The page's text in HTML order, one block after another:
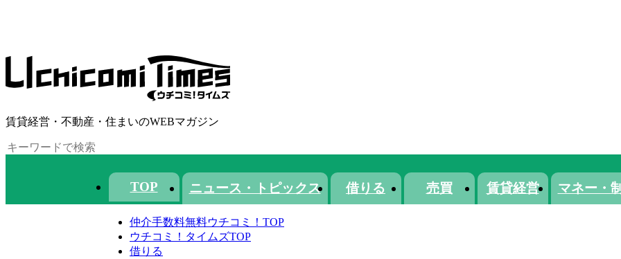
賃貸経営・不動産・住まいのWEBマガジン
TOP ニュース・トピックス 借りる 売買 賃貸経営 マネー・
仲介手数料無料ウチコミ！TOP
ウチコミ！タイムズTOP
借りる